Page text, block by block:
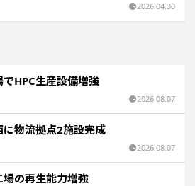
2026.04.30
HPC生産設備増強
2026.08.07
物流拠点2施設完成
2026.08.07
の再生能力増強